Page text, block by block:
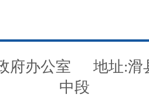
府办公室
地址:滑
中段